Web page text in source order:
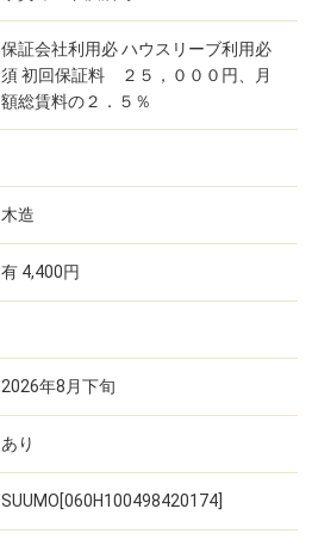
保証会社利用必 ハウスリーブ利用必
須 初回保証料 ２５，０００円、月
額総賃料の２．５％
木造
有 4,400円
2026年8月下旬
あり
SUUMO[060H100498420174]